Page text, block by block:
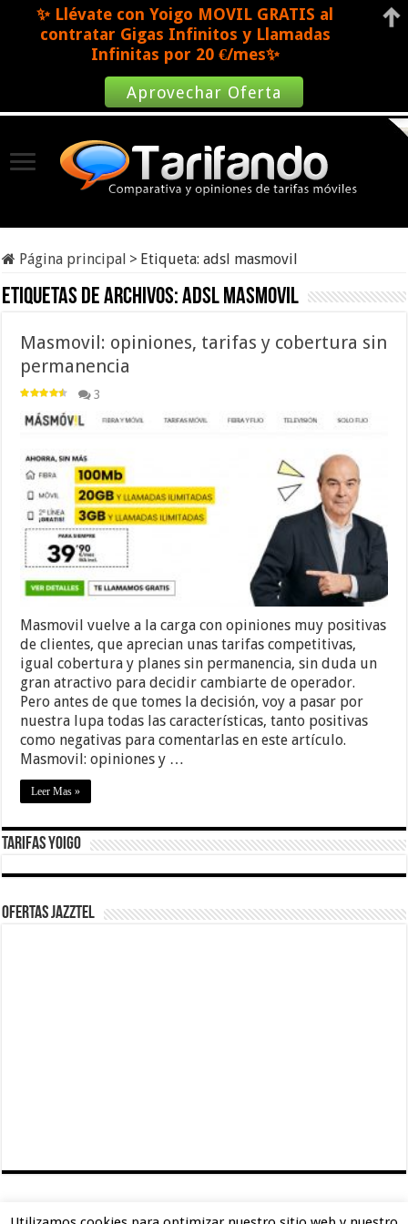
Página principal > Etiqueta:adsl masmovil
Etiquetas de archivos:adsl masmovil
Masmovil: opiniones, tarifas y cobertura sin
permanencia
3
Masmovil vuelve a la carga con opiniones muy positivas
de clientes, que aprecian unas tarifas competitivas,
igual cobertura y planes sin permanencia, sin duda un
gran atractivo para decidir cambiarte de operador.
Pero antes de que tomes la decisión, voy a pasar por
nuestra lupa todas las características, tanto positivas
como negativas para comentarlas en este artículo.
Masmovil: opiniones y …
Leer Mas »
Tarifas Yoigo
Ofertas Jazztel
✨ Llévate con Yoigo MOVIL GRATIS al
contratar Gigas Infinitos y Llamadas
Infinitas por 20 €/mes✨
Aprovechar Oferta